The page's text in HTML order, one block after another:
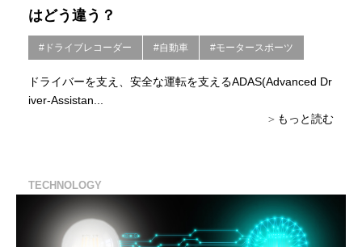
はどう違う？
#ドライブレコーダー #自動車 #モータースポーツ
ドライバーを支え、安全な運転を支えるADAS(Advanced Dr
iver-Assistan...
もっと読む
TECHNOLOGY